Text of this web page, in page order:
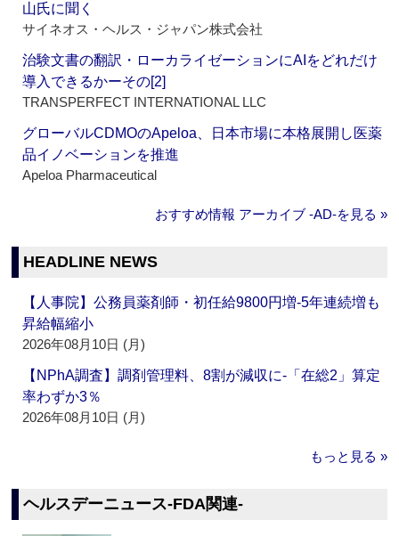
山氏に聞く
サイネオス・ヘルス・ジャパン株式会社
治験文書の翻訳・ローカライゼーションにAIをどれだけ
導入できるかーその[2]
TRANSPERFECT INTERNATIONAL LLC
グローバルCDMOのApeloa、日本市場に本格展開し医薬
品イノベーションを推進
Apeloa Pharmaceutical
おすすめ情報 アーカイブ ‐AD‐を見る »
HEADLINE NEWS
【人事院】公務員薬剤師・初任給9800円増‐5年連続増も
昇給幅縮小
2026年08月10日 (月)
【NPhA調査】調剤管理料、8割が減収に‐「在総2」算定
率わずか3％
2026年08月10日 (月)
もっと見る »
ヘルスデーニュース‐FDA関連‐